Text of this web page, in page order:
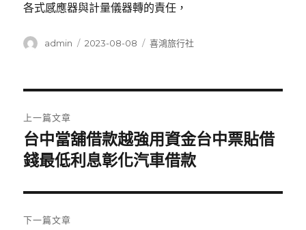
各式感應器與計量儀器轉的責任，
作
admin
發
2023-08-08
分
喜鴻旅行社
章
導
覽
上一篇文章
上
一
文
章:
台中當舖借款越強用資金台中票貼借
錢最低利息彰化汽車借款
下一篇文章